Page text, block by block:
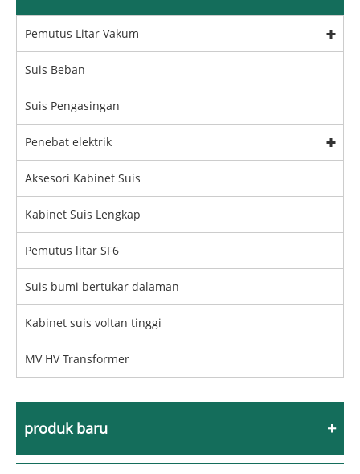
Pemutus Litar Vakum
Suis Beban
Suis Pengasingan
Penebat elektrik
Aksesori Kabinet Suis
Kabinet Suis Lengkap
Pemutus litar SF6
Suis bumi bertukar dalaman
Kabinet suis voltan tinggi
MV HV Transformer
produk baru